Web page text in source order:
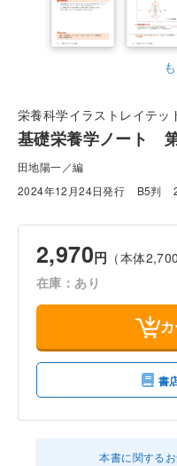
栄養科学イラストレイテッ
基礎栄養学ノート
田地陽一／編
2024年12月24日発行
B5判
2,970円 （本体
在庫：あり
書
本書に関する